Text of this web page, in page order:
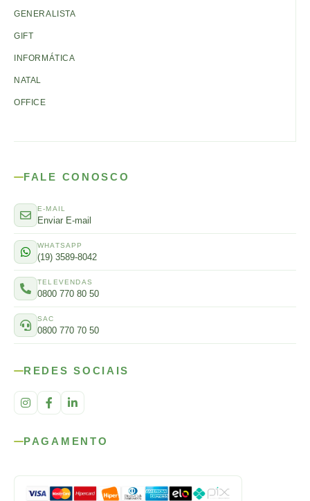
GENERALISTA
GIFT
INFORMÁTICA
NATAL
OFFICE
FALE CONOSCO
E-MAIL
Enviar E-mail
WHATSAPP
(19) 3589-8042
TELEVENDAS
0800 770 80 50
SAC
0800 770 70 50
REDES SOCIAIS
PAGAMENTO